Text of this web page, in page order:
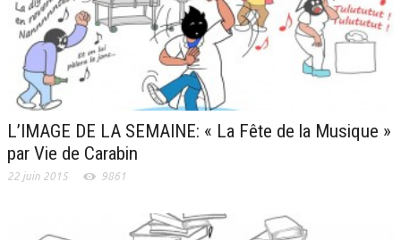
L’IMAGE DE LA SEMAINE: « La Fête de la Musique »
par Vie de Carabin
22 juin 2015 9861